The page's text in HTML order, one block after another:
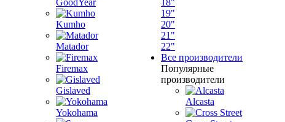
GoodYear
Kumho
Matador
Firemax
Gislaved
Yokohama
18"
19"
20"
21"
22"
Все производители
Популярные
производители
Alcasta